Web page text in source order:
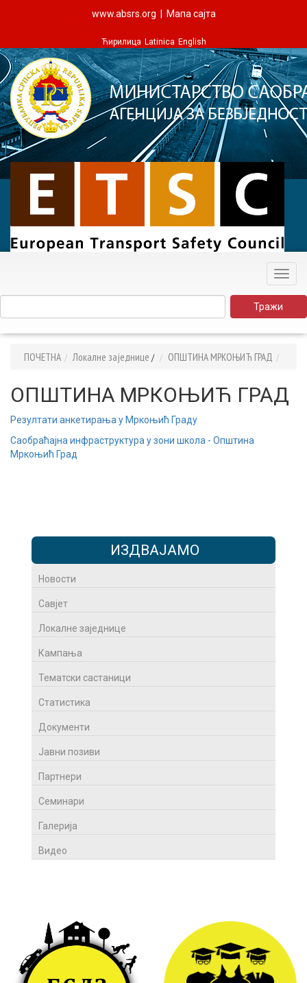
www.absrs.org Мапа сајта
Ћирилица Latinica English
ПОЧЕТНА Локалне заједнице / OПШТИНА МРКОЊИЋ ГРАД
OПШТИНА МРКОЊИЋ ГРАД
Резултати анкетирања у Мркоњић Граду
Саобраћајна инфраструктура у зони школа - Општина
Мркоњић Град
ИЗДВАЈАМО
Новости
Савјет
Локалне заједнице
Кампања
Тематски састаници
Статистика
Документи
Јавни позиви
Партнери
Семинари
Галерија
Видео